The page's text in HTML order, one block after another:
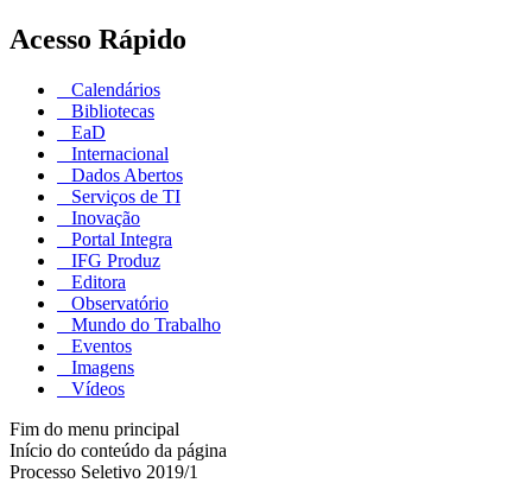
Acesso Rápido
Calendários
Bibliotecas
EaD
Internacional
Dados Abertos
Serviços de TI
Inovação
Portal Integra
IFG Produz
Editora
Observatório
Mundo do Trabalho
Eventos
Imagens
Vídeos
Fim do menu principal
Início do conteúdo da página
Processo Seletivo 2019/1